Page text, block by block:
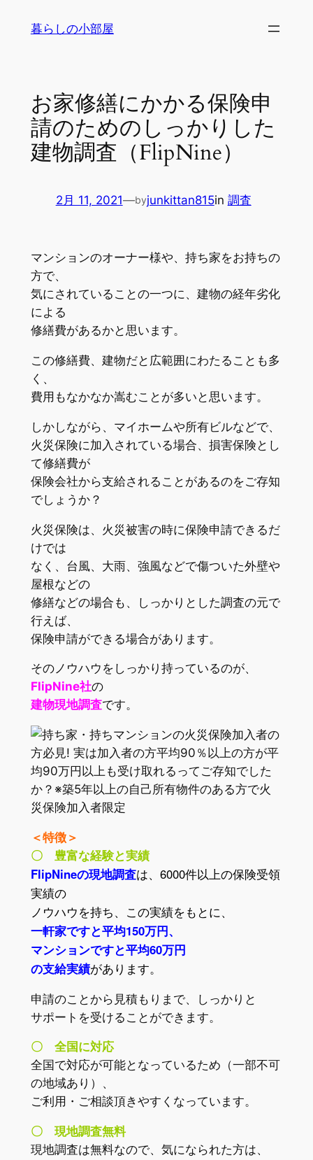
暮らしの小部屋
お家修繕にかかる保険申
請のためのしっかりした
建物調査（FlipNine）
2月 11, 2021—byjunkittan815in 調査
マンションのオーナー様や、持ち家をお持ちの
方で、
気にされていることの一つに、建物の経年劣化
による
修繕費があるかと思います。
この修繕費、建物だと広範囲にわたることも多
く、
費用もなかなか嵩むことが多いと思います。
しかしながら、マイホームや所有ビルなどで、
火災保険に加入されている場合、損害保険とし
て修繕費が
保険会社から支給されることがあるのをご存知
でしょうか？
火災保険は、火災被害の時に保険申請できるだ
けでは
なく、台風、大雨、強風などで傷ついた外壁や
屋根などの
修繕などの場合も、しっかりとした調査の元で
行えば、
保険申請ができる場合があります。
そのノウハウをしっかり持っているのが、
FlipNine社の
建物現地調査です。
＜特徴＞
〇 豊富な経験と実績
FlipNineの現地調査は、 6000件以上の保険受領
実績の
ノウハウを持ち、この実績をもとに、
一軒家ですと平均150万円、
マンションですと平均60万円
の支給実績があります。
申請のことから見積もりまで、しっかりと
サポートを受けることができます。
〇 全国に対応
全国で対応が可能となっているため（一部不可
の地域あり）、
ご利用・ご相談頂きやすくなっています。
〇 現地調査無料
現地調査は無料なので、気になられた方は、